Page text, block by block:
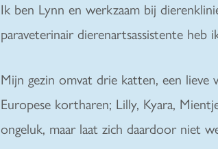
Ik ben Lynn en werkzaam bij
paraveterinair dierenartsassistente heb
Mijn gezin omvat drie katten, een
Europese kortharen; Lilly, Kyara,
ongeluk, maar laat zich daardoor niet